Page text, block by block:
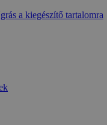
a kiegészítő tartalomra